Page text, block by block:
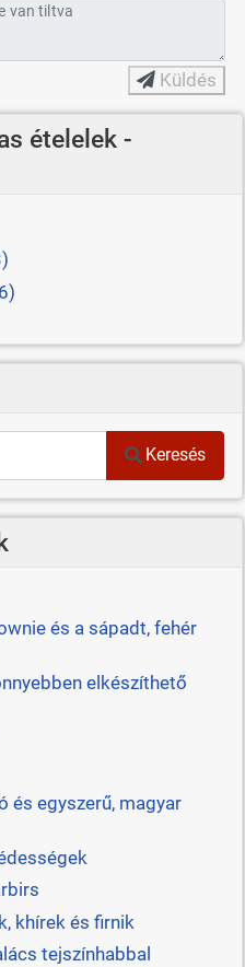
van tiltva
Küldés
ételelek -
Keresés
és a sápadt, fehér
elkészíthető
és egyszerű, magyar
khírek és firnik
tejszínhabbal